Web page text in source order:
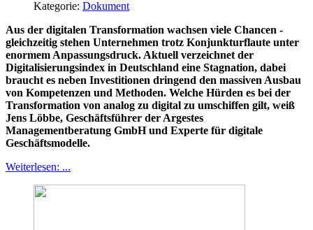
Kategorie: Dokument
Aus der digitalen Transformation wachsen viele Chancen -
gleichzeitig stehen Unternehmen trotz Konjunkturflaute unter
enormem Anpassungsdruck. Aktuell verzeichnet der
Digitalisierungsindex in Deutschland eine Stagnation, dabei
braucht es neben Investitionen dringend den massiven Ausbau
von Kompetenzen und Methoden. Welche Hürden es bei der
Transformation von analog zu digital zu umschiffen gilt, weiß
Jens Löbbe, Geschäftsführer der Argestes
Managementberatung GmbH und Experte für digitale
Geschäftsmodelle.
Weiterlesen: ...